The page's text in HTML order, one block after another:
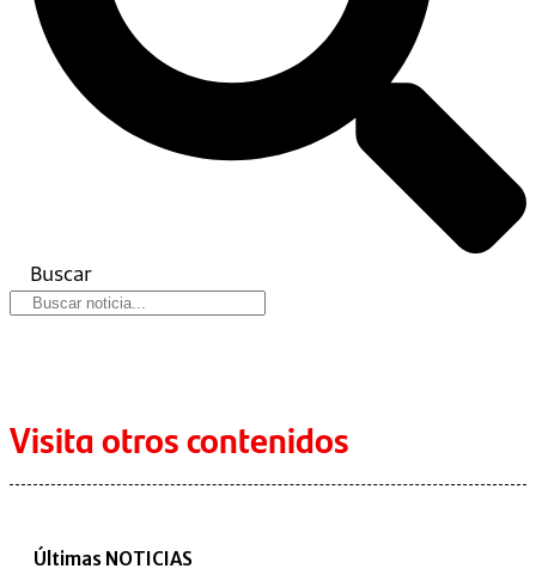
Buscar
Visita otros contenidos
Últimas NOTICIAS